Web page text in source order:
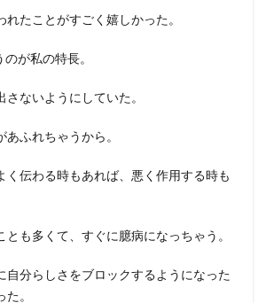
れたことがすごく嬉しかった。
のが私の特長。
ないようにしていた。
ふれちゃうから。
く伝わる時もあれば、悪く作用する時も
とも多くて、すぐに臆病になっちゃう。
自分らしさをブロックするようになった
。